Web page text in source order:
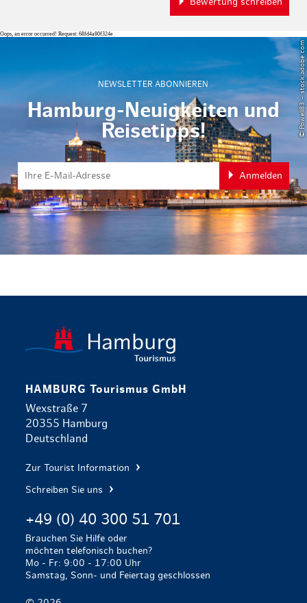
Oops, an error occurred! Request: 68fd4a80f324e
NEWSLETTER ABONNIEREN
Hamburg-Neuigkeiten und
Reisetipps!
Anmelden
© Powell83 – stock.adobe.com
HAMBURG Tourismus GmbH
Wexstraße 7
20355 Hamburg
Deutschland
Zur Tourist Information
Schreiben Sie uns
+49 (0) 40 300 51 701
Brauchen Sie Hilfe oder
möchten telefonisch buchen?
Mo - Fr: 9:00 - 17:00 Uhr
Samstag, Sonn- und Feiertag geschlossen